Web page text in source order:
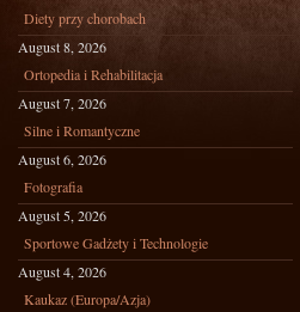
Diety przy chorobach
August 8, 2026
Ortopedia i Rehabilitacja
August 7, 2026
Silne i Romantyczne
August 6, 2026
Fotografia
August 5, 2026
Sportowe Gadżety i Technologie
August 4, 2026
Kaukaz (Europa/Azja)